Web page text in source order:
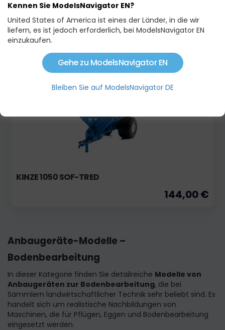
ANNABURGER HTS 34.16 ROT EDITION
Ausverkauft
KINZE 1050 SOF-TRED
144,00 €
Anbaugeräte-Modelle –
Bodenbearbeitung
In dieser Kategorie finden Sie detailreiche Modelle von
Anbaugeräten zur Bodenbearbeitung, die bei
Sammlern landwirtschaftlicher Technik sehr beliebt sind. Es
handelt sich um realistische Nachbildungen von
Maschinen, die für Pflügen, Eggen und Bodenbearbeitung
eingesetzt werden.
Kennen Sie ModelsNavigator EN?
United States of America ist eines der Länder, in die wir
liefern, es ist jedoch erforderlich, bei ModelsNavigator EN
einzukaufen.
Gehe zu ModelsNavigator EN
Bleiben Sie auf ModelsNavigator DE